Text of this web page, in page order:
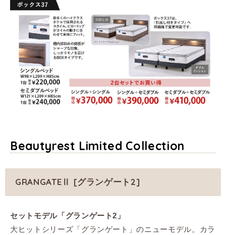
Beautyrest Limited Collection
GRANGATEⅡ [グランゲート2]
セットモデル「グランゲート2」
大ヒットシリーズ「グランゲート」のニューモデル。カラ